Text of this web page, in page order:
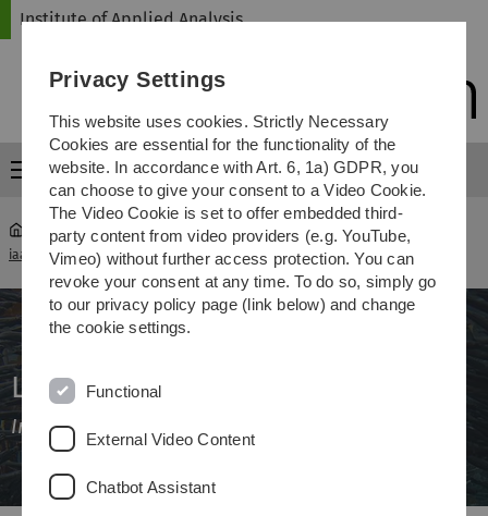
Skip
Skip
Skip
Skip
Institute of Applied Analysis
Menu
iaa ... Von Schwärmen und kollektivem Verhalten (LAWi)
Langer Abend der Wissenschaft
Institut für Angewandte Analysis
Privacy Settings
This website uses cookies. Strictly Necessary
Cookies are essential for the functionality of the
website. In accordance with Art. 6, 1a) GDPR, you
can choose to give your consent to a Video Cookie.
The Video Cookie is set to offer embedded third-
party content from video providers (e.g. YouTube,
Vimeo) without further access protection. You can
revoke your consent at any time. To do so, simply go
to our privacy policy page (link below) and change
the cookie settings.
Functional
External Video Content
Chatbot Assistant